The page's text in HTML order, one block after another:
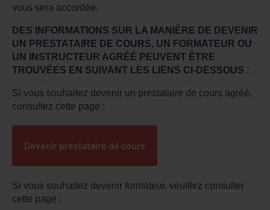
vous sera accordée.
DES INFORMATIONS SUR LA MANIÈRE DE DEVENIR
UN PRESTATAIRE DE COURS, UN FORMATEUR OU
UN INSTRUCTEUR AGRÉÉ PEUVENT ÊTRE
TROUVÉES EN SUIVANT LES LIENS CI-DESSOUS :
Si vous souhaitez devenir un prestataire de cours agréé,
consultez cette page :
Devenir prestataire de cours
Si vous souhaitez devenir formateur, veuillez consulter
cette page :